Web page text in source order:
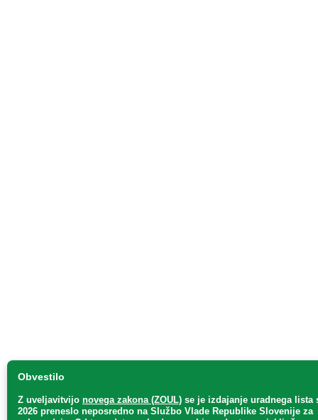
Obvestilo
Z uveljavitvijo novega zakona (ZOUL) se je izdajanje uradnega lista
2026 preneslo neposredno na Službo Vlade Republike Slovenije za